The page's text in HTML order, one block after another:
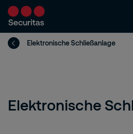
Elektronische Schließanlage
Elektronische